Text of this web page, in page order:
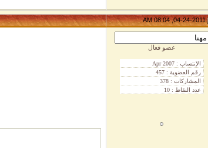
04-24-2011, 08:04 AM
عضو فعال